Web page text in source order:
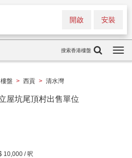
安裝
開啟
搜索香港樓盤
盤 > 西貢 > 清水灣
屋坑尾頂村出售單位
10,000 / 呎